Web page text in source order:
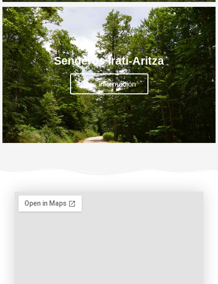
Senderos Irati-Aritza
Más información